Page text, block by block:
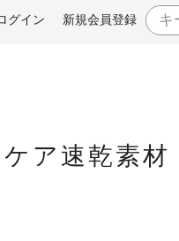
グイン 新規会員登録
ア速乾素材